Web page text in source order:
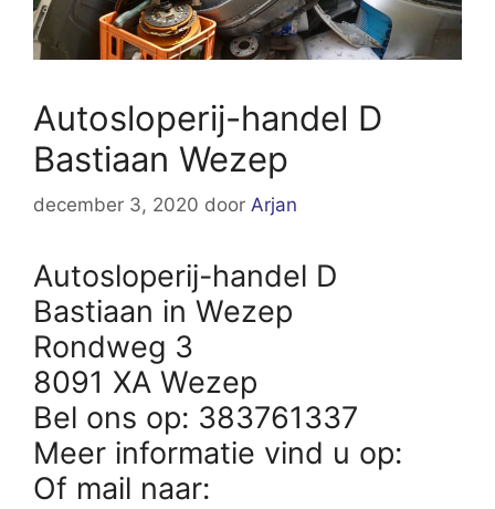
Autosloperij-handel D
Bastiaan Wezep
december 3, 2020 door Arjan
Autosloperij-handel D
Bastiaan in Wezep
Rondweg 3
8091 XA Wezep
Bel ons op: 383761337
Meer informatie vind u op:
Of mail naar: